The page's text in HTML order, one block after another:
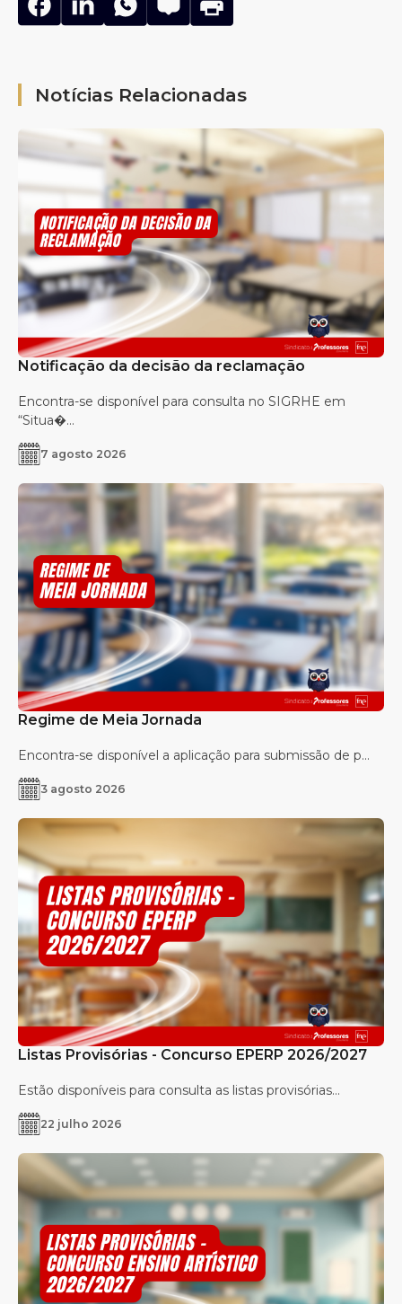
Notícias Relacionadas
Notificação da decisão da reclamação
Encontra-se disponível para consulta no SIGRHE em
“Situa�...
7 agosto 2026
Regime de Meia Jornada
Encontra-se disponível a aplicação para submissão de p...
3 agosto 2026
Listas Provisórias - Concurso EPERP 2026/2027
Estão disponíveis para consulta as listas provisórias...
22 julho 2026